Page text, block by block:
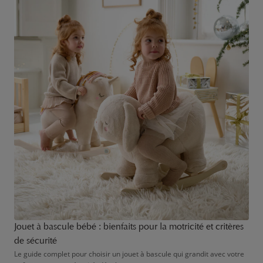
Jouet à bascule bébé : bienfaits pour la motricité et critères
de sécurité
Le guide complet pour choisir un jouet à bascule qui grandit avec votre